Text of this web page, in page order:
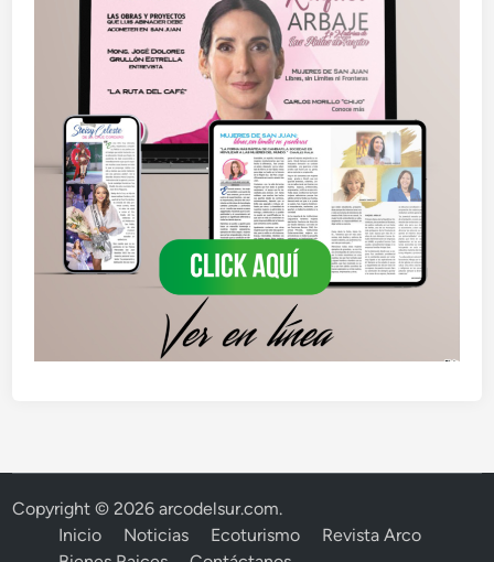
Copyright © 2026arcodelsur.com.
Inicio
Noticias Ecoturismo
Revista Arco